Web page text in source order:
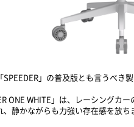
」の普及版とも言うべき
ONE WHITE」は、レーシングカ
静かながらも力強い存在感を放ち